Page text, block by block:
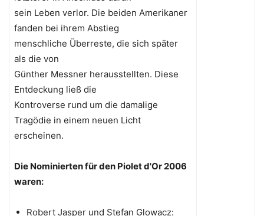
sein Leben verlor. Die beiden Amerikaner
fanden bei ihrem Abstieg
menschliche Überreste, die sich später
als die von
Günther Messner herausstellten. Diese
Entdeckung ließ die
Kontroverse rund um die damalige
Tragödie in einem neuen Licht
erscheinen.
Die Nominierten für den Piolet d'Or 2006
waren:
Robert Jasper und Stefan Glowacz: